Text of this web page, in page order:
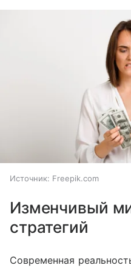
Источник: Freepik.com
Изменчивый
стратегий
Современная